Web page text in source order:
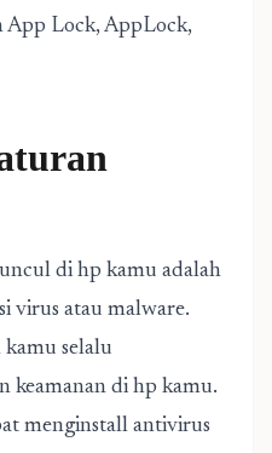
App Lock, AppLock,
di hp kamu adalah
virus atau malware.
selalu
keamanan di hp kamu.
menginstall antivirus